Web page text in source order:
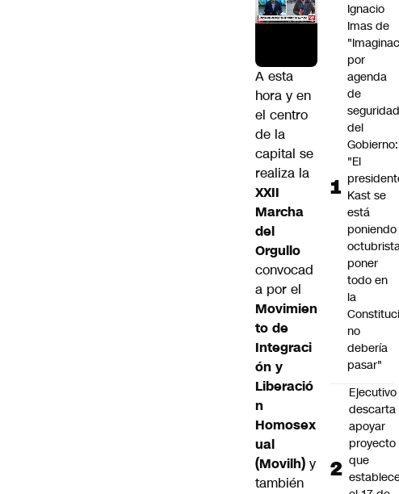
A esta
hora y en
el centro
de la
capital se
realiza la
XXII
Marcha
del
Orgullo
convocad
a por el
Movimien
to de
Integraci
ón y
Liberació
n
Homosex
ual
(Movilh) y
también
Ignacio
Imas de
por
agenda
de
seguridad
del
Gobierno:
"El
Kast se
está
poniendo
poner
todo en
la
no
debería
pasar"
Ejecutivo
descarta
apoyar
proyecto
que